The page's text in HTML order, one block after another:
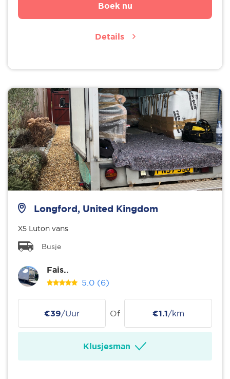
Boek nu
Details
Longford, United Kingdom
X5 Luton vans
Busje
Fais..
5.0 (6)
€39/Uur Of €1.1/km
Klusjesman